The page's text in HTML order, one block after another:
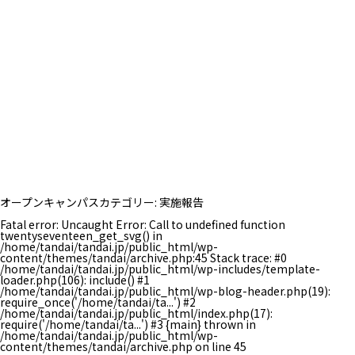
オープンキャンパスカテゴリー: 実施報告
Fatal error: Uncaught Error: Call to undefined function
twentyseventeen_get_svg() in
/home/tandai/tandai.jp/public_html/wp-
content/themes/tandai/archive.php:45 Stack trace: #0
/home/tandai/tandai.jp/public_html/wp-includes/template-
loader.php(106): include() #1
/home/tandai/tandai.jp/public_html/wp-blog-header.php(19):
require_once('/home/tandai/ta...') #2
/home/tandai/tandai.jp/public_html/index.php(17):
require('/home/tandai/ta...') #3 {main} thrown in
/home/tandai/tandai.jp/public_html/wp-
content/themes/tandai/archive.phpon line 45